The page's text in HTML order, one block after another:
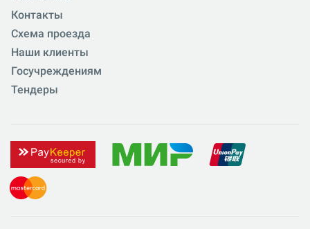
Контакты
Схема проезда
Наши клиенты
Госучреждениям
Тендеры